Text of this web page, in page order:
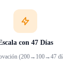
con 47 Días
(200→100→47